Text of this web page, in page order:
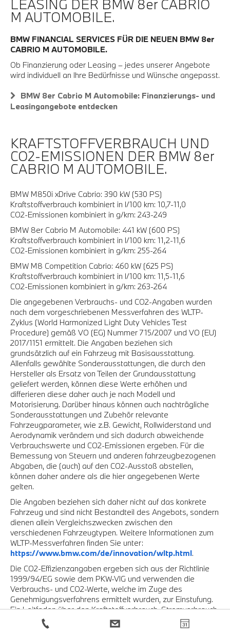
LEASING DER BMW 8er CABRIO
M AUTOMOBILE.
BMW FINANCIAL SERVICES FÜR DIE NEUEN BMW 8er
CABRIO M AUTOMOBILE.
Ob Finanzierung oder Leasing – jedes unserer Angebote
wird individuell an Ihre Bedürfnisse und Wünsche angepasst.
BMW 8er Cabrio M Automobile: Finanzierungs- und
Leasingangebote entdecken
KRAFTSTOFFVERBRAUCH UND
CO2-EMISSIONEN DER BMW 8er
CABRIO M AUTOMOBILE.
BMW M850i xDrive Cabrio: 390 kW (530 PS)
Kraftstoffverbrauch kombiniert in l/100 km: 10,7-11,0
CO2-Emissionen kombiniert in g/km: 243-249
BMW 8er Cabrio M Automobile: 441 kW (600 PS)
Kraftstoffverbrauch kombiniert in l/100 km: 11,2-11,6
CO2-Emissionen kombiniert in g/km: 255-264
BMW M8 Competition Cabrio: 460 kW (625 PS)
Kraftstoffverbrauch kombiniert in l/100 km: 11,5-11,6
CO2-Emissionen kombiniert in g/km: 263-264
Die angegebenen Verbrauchs- und CO2-Angaben wurden
nach dem vorgeschriebenen Messverfahren des WLTP-
Zyklus (World Harmonized Light Duty Vehicles Test
Procedure) gemäß VO (EG) Nummer 715/2007 und VO (EU)
2017/1151 ermittelt. Die Angaben beziehen sich
grundsätzlich auf ein Fahrzeug mit Basisausstattung.
Allenfalls gewählte Sonderausstattungen, die durch den
Hersteller als Ersatz von Teilen der Grundausstattung
geliefert werden, können diese Werte erhöhen und
differieren diese daher auch je nach Modell und
Motorisierung. Darüber hinaus können auch nachträgliche
Sonderausstattungen und Zubehör relevante
Fahrzeugparameter, wie z.B. Gewicht, Rollwiderstand und
Aerodynamik verändern und sich dadurch abweichende
Verbrauchswerte und CO2-Emissionen ergeben. Für die
Bemessung von Steuern und anderen fahrzeugbezogenen
Abgaben, die (auch) auf den CO2-Ausstoß abstellen,
können daher andere als die hier angegebenen Werte
gelten.
Die Angaben beziehen sich daher nicht auf das konkrete
Fahrzeug und sind nicht Bestandteil des Angebots, sondern
dienen allein Vergleichszwecken zwischen den
verschiedenen Fahrzeugtypen. Weitere Informationen zum
WLTP-Messverfahren finden Sie unter:
https://www.bmw.com/de/innovation/wltp.html.
Die CO2-Effizienzangaben ergeben sich aus der Richtlinie
1999/94/EG sowie dem PKW-VIG und verwenden die
Verbrauchs- und CO2-Werte, welche im Zuge des
Genehmigungsverfahrens ermittelt wurden, zur Einstufung.
Ein Leitfaden über den Kraftstoffverbrauch, Stromverbrauch
und die CO2-Emissionen, der Daten für alle neuen
Personenkraftfahrwagenmodelle enthält, ist kostenlos an